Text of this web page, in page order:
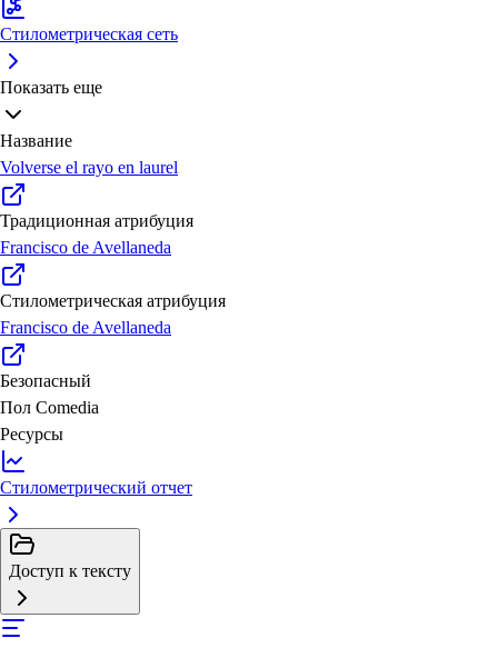
Стилометрическая сеть
Показать еще
Название
Volverse el rayo en laurel
Традиционная атрибуция
Francisco de Avellaneda
Стилометрическая атрибуция
Francisco de Avellaneda
Безопасный
Пол Comedia
Ресурсы
Стилометрический отчет
Доступ к тексту